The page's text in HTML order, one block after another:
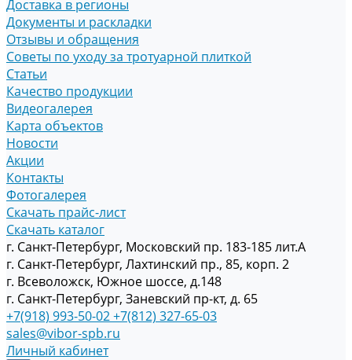
Доставка в регионы
Документы и раскладки
Отзывы и обращения
Советы по уходу за тротуарной плиткой
Статьи
Качество продукции
Видеогалерея
Карта объектов
Новости
Акции
Контакты
Фотогалерея
Скачать прайс-лист
Скачать каталог
г. Санкт-Петербург, Московский пр. 183-185 лит.А
г. Санкт-Петербург, Лахтинский пр., 85, корп. 2
г. Всеволожск, Южное шоссе, д.148
г. Санкт-Петербург, Заневский пр-кт, д. 65
+7(918) 993-50-02+7(812) 327-65-03
sales@vibor-spb.ru
Личный кабинет